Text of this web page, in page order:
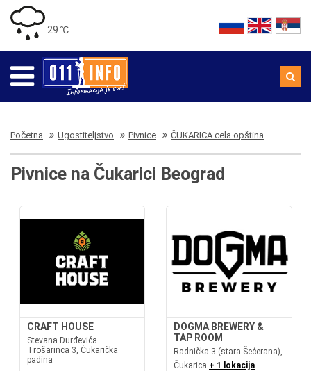
29 ℃
Početna Ugostiteljstvo Pivnice ČUKARICA cela opština
Pivnice na Čukarici Beograd
CRAFT HOUSE
Stevana Đurđevića
Trošarinca 3, Čukarička
padina
DOGMA BREWERY &
TAP ROOM
Radnička 3 (stara Šećerana),
Čukarica + 1 lokacija